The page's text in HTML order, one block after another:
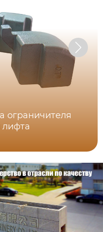
ограничителя
лифта